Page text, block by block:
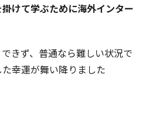
けて学ぶために海外インター
きず、普通なら難しい状況で
幸運が舞い降りました